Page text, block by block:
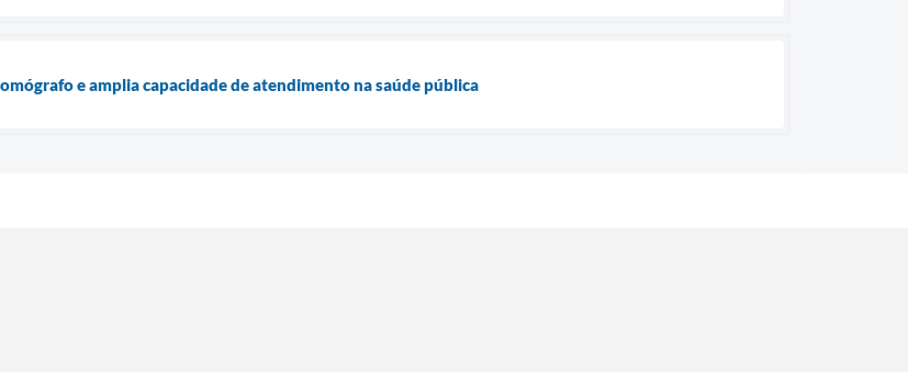
e amplia capacidade de atendimento na saúde pública